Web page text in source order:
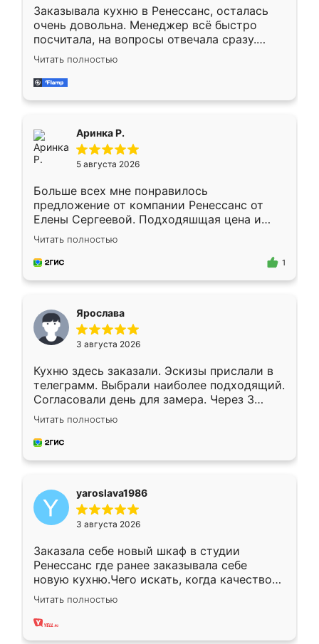
Заказывала кухню в Ренессанс, осталась
очень довольна. Менеджер всё быстро
посчитала, на вопросы отвечала сразу.
Замерщик приехал в субботу, подошёл к
делу со всей ответственностью. Собрали
за день, ребята работали аккуратно, даже
Читать полностью
Аринка Р.
5 августа 2026
Больше всех мне понравилось
предложение от компании Ренессанс от
Елены Сергеевой. Подходяшщая цена и
короткие сроки изготовления. Приехавший
для замера сотрудник Владислав
предложил по моему эскизу самый
Читать полностью
1
Ярослава
3 августа 2026
Кухню здесь заказали. Эскизы прислали в
телеграмм. Выбрали наиболее подходящий.
Согласовали день для замера. Через 3
недели кухня была уже готова. Остались
довольны работой. Спасибо Ренессанс
мебель за качественную работу!
Читать полностью
yaroslava1986
3 августа 2026
Заказала себе новый шкаф в студии
Ренессанс где ранее заказывала себе
новую кухню.Чего искать, когда качеством
вполне довольна. Служит кухня уже почти
два года, нареканий нет.
Читать полностью